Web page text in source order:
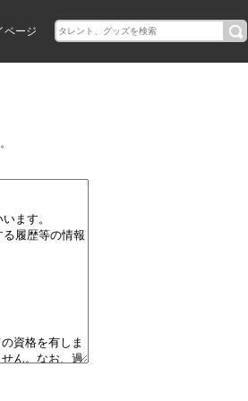
ページ